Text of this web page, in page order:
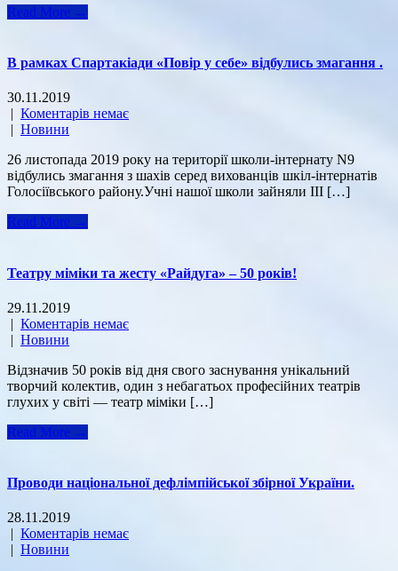
Read More →
В рамках Спартакіади «Повір у себе» відбулись змагання .
30.11.2019
| Коментарів немає
| Новини
26 листопада 2019 року на території школи-інтернату N9
відбулись змагання з шахів серед вихованців шкіл-інтернатів
Голосіївського району.Учні нашої школи зайняли ІІІ […]
Read More →
Театру міміки та жесту «Райдуга» – 50 років!
29.11.2019
| Коментарів немає
| Новини
Відзначив 50 років від дня свого заснування унікальний
творчий колектив, один з небагатьох професійних театрів
глухих у світі — театр міміки […]
Read More →
Проводи національної дефлімпійської збірної України.
28.11.2019
| Коментарів немає
| Новини